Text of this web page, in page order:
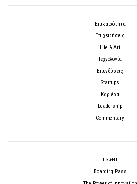
Επικαιρότητα
Επιχειρήσεις
Life & Art
Τεχνολογία
Επενδύσεις
Startups
Καριέρα
Leadership
Commentary
ESG+H
Boarding Pass